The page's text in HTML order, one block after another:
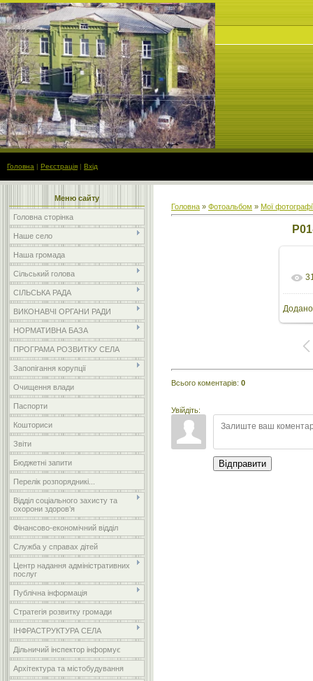
Головна | Реєстрація | Вхід
Меню сайту
Головна сторінка
Наше село
Наша громада
Сільський голова
СІЛЬСЬКА РАДА
ВИКОНАВЧІ ОРГАНИ РАДИ
НОРМАТИВНА БАЗА
ПРОГРАМА РОЗВИТКУ СЕЛА
Запопігання корупції
Очищення влади
Паспорти
Кошториси
Звіти
Бюджетні запити
Перелік розпорядникі...
Відділ соціального захисту та
охорони здоров’я
Фінансово-економічний відділ
Служба у справах дітей
Центр надання адміністративних
послуг
Публічна інформація
Стратегія розвитку громади
ІНФРАСТРУКТУРА СЕЛА
Дільничий інспектор інформує
Архітектура та містобудування
Головна » Фотоальбом » Мої
Додано
Всього коментарів: 0
Увійдіть:
Відправити